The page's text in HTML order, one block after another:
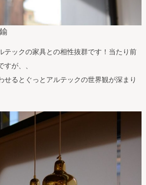
テックの家具との相性抜群です！当たり前
が、、
せるとぐっとアルテックの世界観が深まり